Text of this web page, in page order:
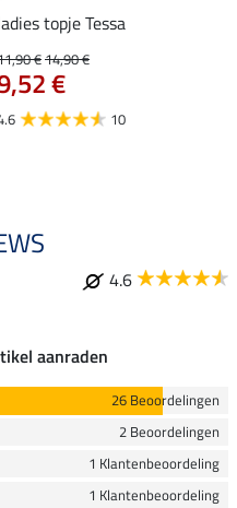
topje Tessa
€14,90 €
€
10
4.6
aanraden
26 Beoordelingen
2 Beoordelingen
1 Klantenbeoordeling
1 Klantenbeoordeling